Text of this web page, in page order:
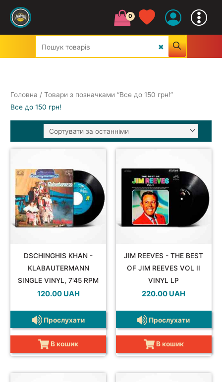
Головна / Товари з позначками “Все до 150 грн!”
Все до 150 грн!
DSCHINGHIS KHAN -
KLABAUTERMANN
SINGLE VINYL, 7'45 RPM
120.00 UAH
Прослухати
В кошик
JIM REEVES - THE BEST
OF JIM REEVES VOL II
VINYL LP
220.00 UAH
Прослухати
В кошик
УСІ ЖАНРИ
CLASSIC
JAZZ&BLUES
POP